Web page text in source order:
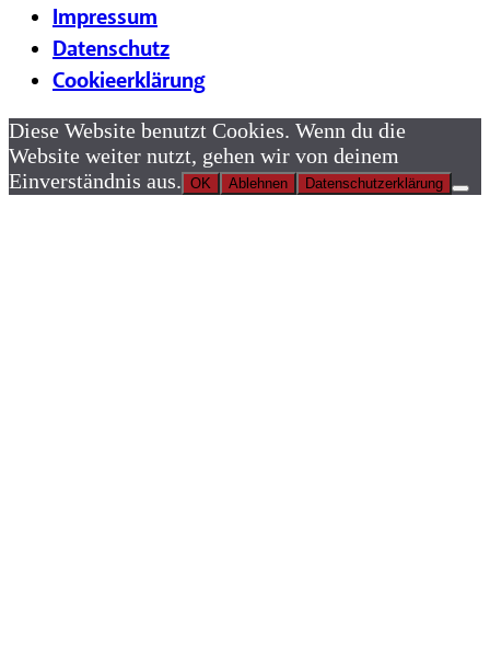
Impressum
Datenschutz
Cookieerklärung
Diese Website benutzt Cookies. Wenn du die
Website weiter nutzt, gehen wir von deinem
Einverständnis aus. OK Ablehnen Datenschutzerklärung